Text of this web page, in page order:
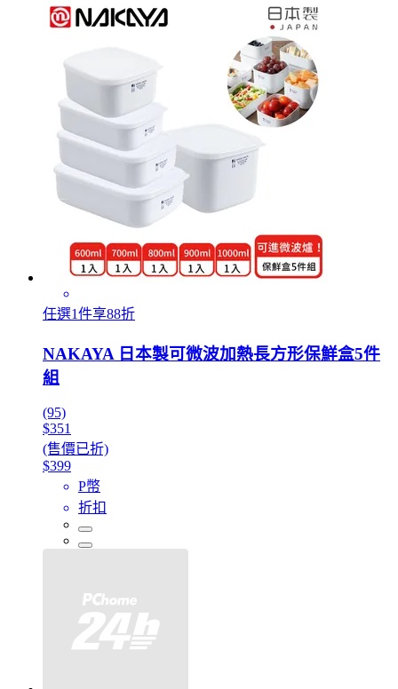
任選1件享88折
NAKAYA 日本製可微波加熱長方形保鮮盒5件
組
(95)
$351
(售價已折)
$399
P幣
折扣